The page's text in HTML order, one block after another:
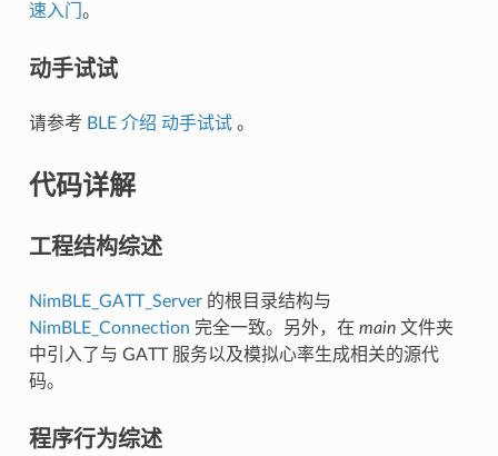
速入门 。
动手试试
请参考 BLE 介绍 动手试试。
代码详解
工程结构综述
NimBLE_GATT_Server 的根目录结构与
NimBLE_Connection 完全一致。另外，在 main文件夹
中引入了与 GATT 服务以及模拟心率生成相关的源代
码。
程序行为综述